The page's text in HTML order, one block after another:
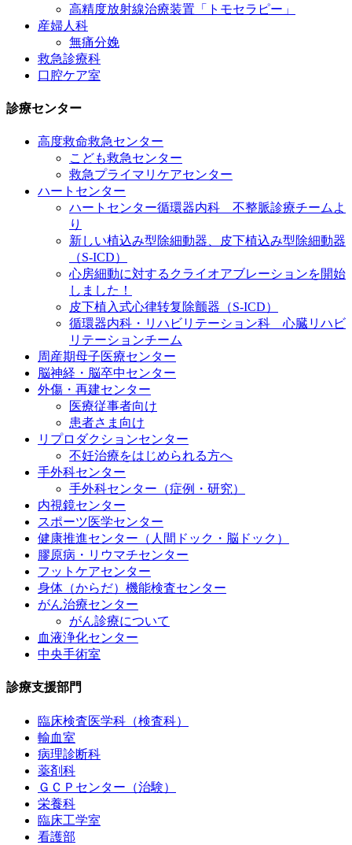
高精度放射線治療装置「トモセラピー」
産婦人科
無痛分娩
救急診療科
口腔ケア室
診療センター
高度救命救急センター
こども救急センター
救急プライマリケアセンター
ハートセンター
ハートセンター循環器内科 不整脈診療チームよ
り
新しい植込み型除細動器、皮下植込み型除細動器
（S-ICD）
心房細動に対するクライオアブレーションを開始
しました！
皮下植入式心律转复除颤器（S-ICD）
循環器内科・リハビリテーション科 心臓リハビ
リテーションチーム
周産期母子医療センター
脳神経・脳卒中センター
外傷・再建センター
医療従事者向け
患者さま向け
リプロダクションセンター
不妊治療をはじめられる方へ
手外科センター
手外科センター（症例・研究）
内視鏡センター
スポーツ医学センター
健康推進センター（人間ドック・脳ドック）
膠原病・リウマチセンター
フットケアセンター
身体（からだ）機能検査センター
がん治療センター
がん診療について
血液浄化センター
中央手術室
診療支援部門
臨床検査医学科（検査科）
輸血室
病理診断科
薬剤科
ＧＣＰセンター（治験）
栄養科
臨床工学室
看護部